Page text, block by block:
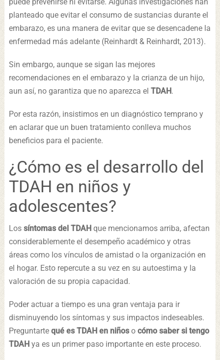
planteado que evitar el consumo de sustancias durante el
embarazo, es una manera de evitar que se desencadene la
enfermedad más adelante (Reinhardt & Reinhardt, 2013).
Sin embargo, aunque se sigan las mejores
recomendaciones en el embarazo y la crianza de un hijo,
aun así, no garantiza que no aparezca el TDAH.
Por esta razón, insistimos en un diagnóstico temprano y
en aclarar que un buen tratamiento conlleva muchos
beneficios para el paciente.
¿Cómo es el desarrollo del
TDAH en niños y
adolescentes?
Los síntomas del TDAHque mencionamos arriba, afectan
considerablemente el desempeño académico y otras
áreas como los vínculos de amistad o la organización en
el hogar. Esto repercute a su vez en su autoestima y la
valoración de su propia capacidad.
Poder actuar a tiempo es una gran ventaja para ir
disminuyendo los síntomas y sus impactos indeseables.
Preguntarte qué es TDAH en niñoso cómo saber si tengo
TDAHya es un primer paso importante en este proceso.